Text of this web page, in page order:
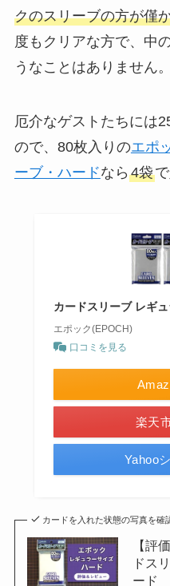
クのスリーブの方が僅
度もクリアな方で、中
うなことはありません。
厄介なゲストたちには
ので、80枚入りのエポ
ーブ・ハードなら 4袋
カードスリーブ レギ
エポック(EPOCH)
口コミを見る
楽天
Yahoo
カードを入れた状態の写真を確
【評
ドス
ード